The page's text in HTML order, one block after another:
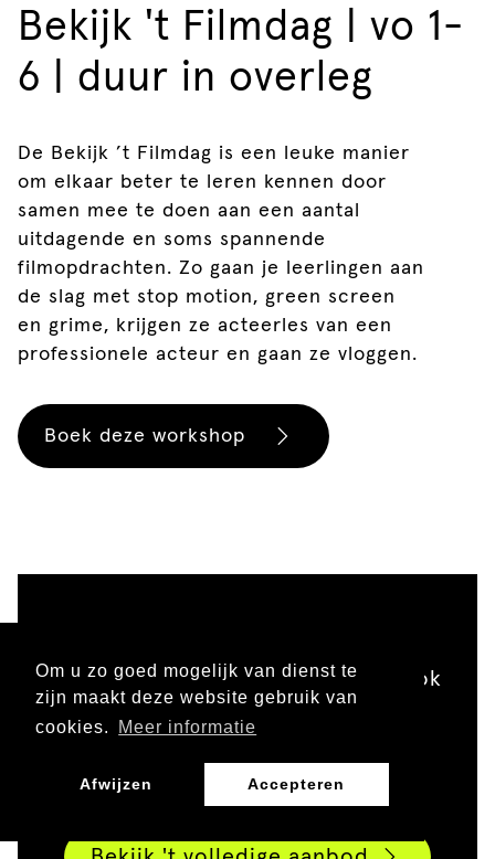
Om u zo goed mogelijk van dienst te
zijn maakt deze website gebruik van
cookies.
Meer informatie
Afwijzen Accepteren
Bekijk 't Filmdag | vo 1-
6 | duur in overleg
De Bekijk ’t Filmdag is een leuke manier
om elkaar beter te leren kennen door
samen mee te doen aan een aantal
uitdagende en soms spannende
filmopdrachten. Zo gaan je leerlingen aan
de slag met stop motion, green screen
en grime, krijgen ze acteerles van een
professionele acteur en gaan ze vloggen.
Boek deze workshop
Naast workshops biedt Bekijk 't ook
doorlopende leerlijnen,
docententrainingen.